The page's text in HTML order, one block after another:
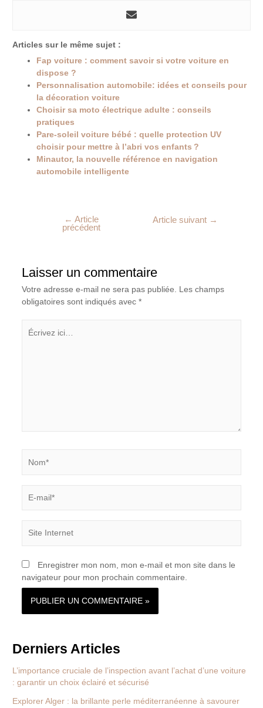
Articles sur le même sujet :
Fap voiture : comment savoir si votre voiture en
dispose ?
Personnalisation automobile: idées et conseils pour
la décoration voiture
Choisir sa moto électrique adulte : conseils
pratiques
Pare-soleil voiture bébé : quelle protection UV
choisir pour mettre à l’abri vos enfants ?
Minautor, la nouvelle référence en navigation
automobile intelligente
← Article
précédent
Article suivant →
Laisser un commentaire
Votre adresse e-mail ne sera pas publiée.
Les champs
obligatoires sont indiqués avec *
ici…
mail*
Internet
Enregistrer mon nom, mon e-mail et mon site dans le
navigateur pour mon prochain commentaire.
Derniers Articles
L’importance cruciale de l’inspection avant l’achat d’une voiture
: garantir un choix éclairé et sécurisé
Explorer Alger : la brillante perle méditerranéenne à savourer